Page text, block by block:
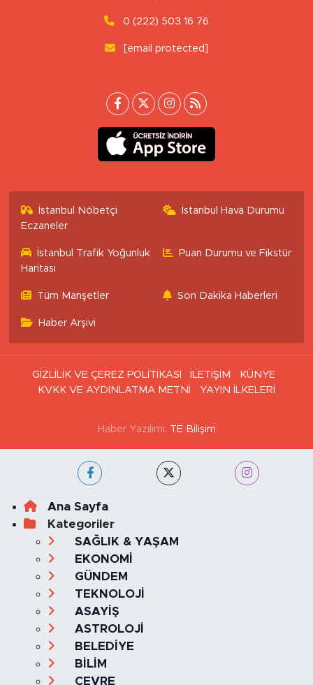
0 (222) 503 16 76
[email protected]
İstanbul Nöbetçi
Eczaneler
İstanbul Hava Durumu
İstanbul Trafik Yoğunluk
Haritası
Puan Durumu ve Fikstür
Tüm Manşetler Son Dakika Haberleri
Haber Arşivi
GİZLİLİK VE ÇEREZ POLİTİKASI İLETİŞİM
KÜNYE
KVKK VE AYDINLATMA METNİ
YAYIN İLKELERİ
Haber Yazılımı: TE Bilişim
Ana Sayfa
Kategoriler
SAĞLIK & YAŞAM
EKONOMİ
GÜNDEM
TEKNOLOJİ
ASAYİŞ
ASTROLOJİ
BELEDİYE
BİLİM
ÇEVRE